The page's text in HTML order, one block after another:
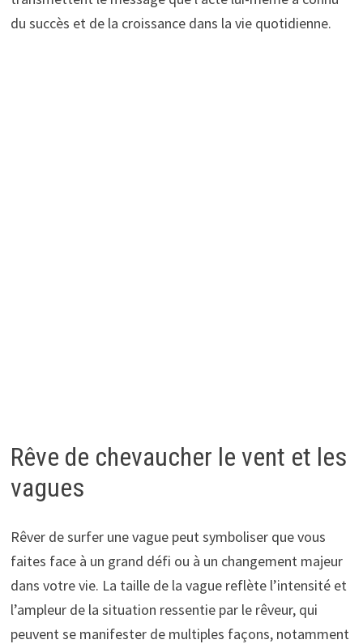
du succès et de la croissance dans la vie quotidienne.
Rêve de chevaucher le vent et les
vagues
Rêver de surfer une vague peut symboliser que vous
faites face à un grand défi ou à un changement majeur
dans votre vie. La taille de la vague reflète l’intensité et
l’ampleur de la situation ressentie par le rêveur, qui
peuvent se manifester de multiples façons, notamment